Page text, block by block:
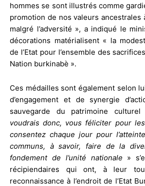
hommes se sont illustrés comme
promotion de nos valeurs ancestrales
malgré l’adversité », a indiqué le
décorations matérialisent « la
de l’Etat pour l’ensemble des
Nation burkinabè ».
Ces médailles sont également selon
d’engagement et de synergie
sauvegarde du patrimoine
voudrais donc, vous féliciter pour
consentez chaque jour pour
communs, à savoir, faire de la
fondement de l’unité nationale »
récipiendaires qui ont, à leur
reconnaissance à l’endroit de l’Etat